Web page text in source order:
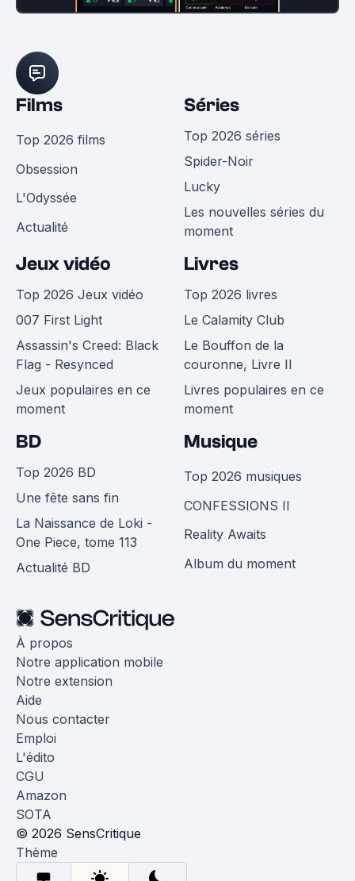
Films
Top 2026 films
Obsession
L'Odyssée
Actualité
Séries
Top 2026 séries
Spider-Noir
Lucky
Les nouvelles séries du
moment
Jeux vidéo
Top 2026 Jeux vidéo
007 First Light
Assassin's Creed: Black
Flag - Resynced
Jeux populaires en ce
moment
Livres
Top 2026 livres
Le Calamity Club
Le Bouffon de la
couronne, Livre II
Livres populaires en ce
moment
BD
Top 2026 BD
Une fête sans fin
La Naissance de Loki -
One Piece, tome 113
Actualité BD
Musique
Top 2026 musiques
CONFESSIONS II
Reality Awaits
Album du moment
À propos
Notre application mobile
Notre extension
Aide
Nous contacter
Emploi
L'édito
CGU
Amazon
SOTA
© 2026 SensCritique
Thème